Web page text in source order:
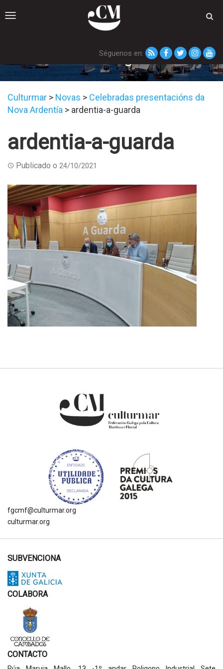
Toggle
Séguenos en:
ardentia-a-guarda
Culturmar > Novas > Celebradas presentacións da
Nova Ardentía > ardentia-a-guarda
ardentia-a-guarda
Publicado o 24/10/2021
fgcmf@culturmar.org
culturmar.org
SUBVENCIONA
COLABORA
CONTACTO